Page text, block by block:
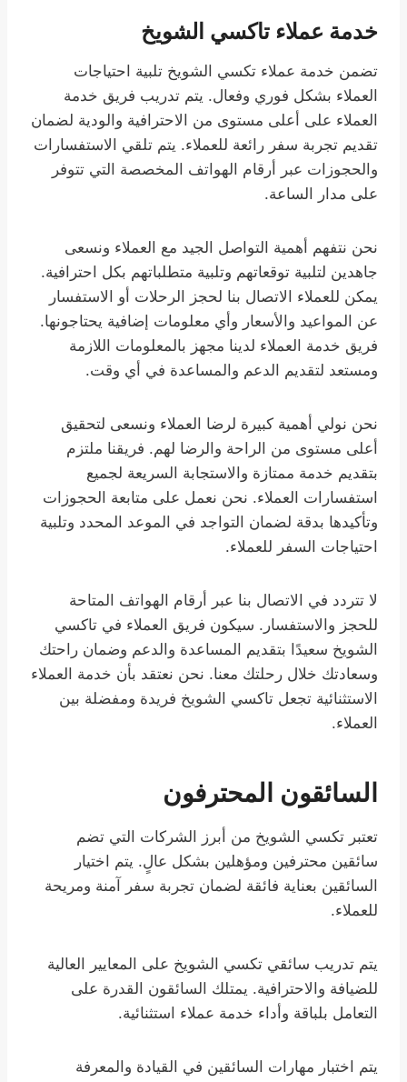
خدمة عملاء تاكسي الشويخ
تضمن خدمة عملاء تكسي الشويخ تلبية احتياجات
العملاء بشكل فوري وفعال. يتم تدريب فريق خدمة
العملاء على أعلى مستوى من الاحترافية والودية لضمان
تقديم تجربة سفر رائعة للعملاء. يتم تلقي الاستفسارات
والحجوزات عبر أرقام الهواتف المخصصة التي تتوفر
على مدار الساعة.
نحن نتفهم أهمية التواصل الجيد مع العملاء ونسعى
جاهدين لتلبية توقعاتهم وتلبية متطلباتهم بكل احترافية.
يمكن للعملاء الاتصال بنا لحجز الرحلات أو الاستفسار
عن المواعيد والأسعار وأي معلومات إضافية يحتاجونها.
فريق خدمة العملاء لدينا مجهز بالمعلومات اللازمة
ومستعد لتقديم الدعم والمساعدة في أي وقت.
نحن نولي أهمية كبيرة لرضا العملاء ونسعى لتحقيق
أعلى مستوى من الراحة والرضا لهم. فريقنا ملتزم
بتقديم خدمة ممتازة والاستجابة السريعة لجميع
استفسارات العملاء. نحن نعمل على متابعة الحجوزات
وتأكيدها بدقة لضمان التواجد في الموعد المحدد وتلبية
احتياجات السفر للعملاء.
لا تتردد في الاتصال بنا عبر أرقام الهواتف المتاحة
للحجز والاستفسار. سيكون فريق العملاء في تاكسي
الشويخ سعيدًا بتقديم المساعدة والدعم وضمان راحتك
وسعادتك خلال رحلتك معنا. نحن نعتقد بأن خدمة العملاء
الاستثنائية تجعل تاكسي الشويخ فريدة ومفضلة بين
العملاء.
السائقون المحترفون
تعتبر تكسي الشويخ من أبرز الشركات التي تضم
سائقين محترفين ومؤهلين بشكل عالٍ. يتم اختيار
السائقين بعناية فائقة لضمان تجربة سفر آمنة ومريحة
للعملاء.
يتم تدريب سائقي تكسي الشويخ على المعايير العالية
للضيافة والاحترافية. يمتلك السائقون القدرة على
التعامل بلباقة وأداء خدمة عملاء استثنائية.
يتم اختبار مهارات السائقين في القيادة والمعرفة